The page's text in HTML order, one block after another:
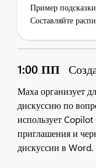
Пример
Составляйте
1:00 ПП
Маха организует
дискуссию по
использует Copilot
приглашения и
дискуссии в Word.